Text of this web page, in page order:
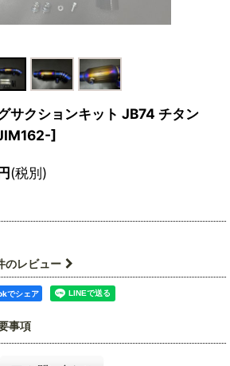
サクションキット JB74 チタン
]
(税別)
のレビュー
でシェア
事項